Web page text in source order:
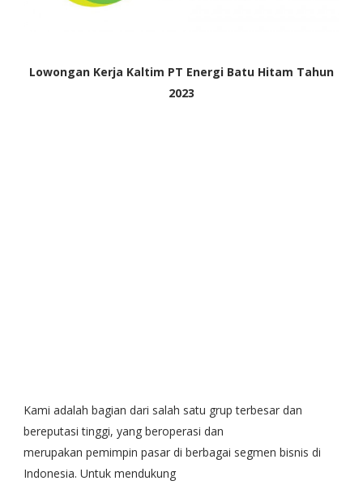
Lowongan Kerja Kaltim PT Energi Batu Hitam Tahun
2023
Kami adalah bagian dari salah satu grup terbesar dan
bereputasi tinggi, yang beroperasi dan
merupakan pemimpin pasar di berbagai segmen bisnis di
Indonesia. Untuk mendukung